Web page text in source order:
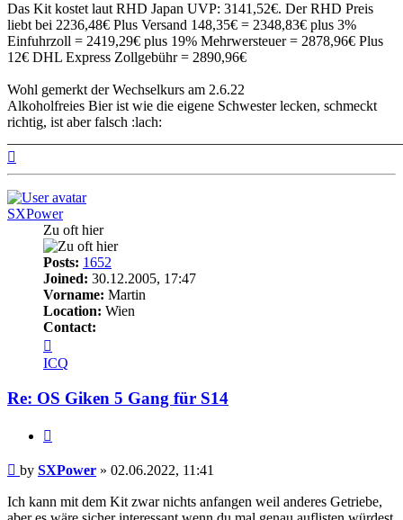
Das Kit kostet laut RHD Japan UVP: 3141,52€. Der RHD Preis
liebt bei 2236,48€ Plus Versand 148,35€ = 2348,83€ plus 3%
Einfuhrzoll = 2419,29€ plus 19% Mehrwersteuer = 2878,96€ Plus
12€ DHL Express Zollgebühr = 2890,96€
Wohl gemerkt der Wechselkurs am 2.6.22
Alkoholfreies Bier ist wie die eigene Schwester lecken, schmeckt
richtig, ist aber falsch :lach:
SXPower
Zu oft hier
Posts: 1652
Joined: 30.12.2005, 17:47
Vorname: Martin
Location: Wien
Contact:
SXPower
ICQ
Re: OS Giken 5 Gang für S14
Post
by SXPower » 02.06.2022, 11:41
Ich kann mit dem Kit zwar nichts anfangen weil anderes Getriebe,